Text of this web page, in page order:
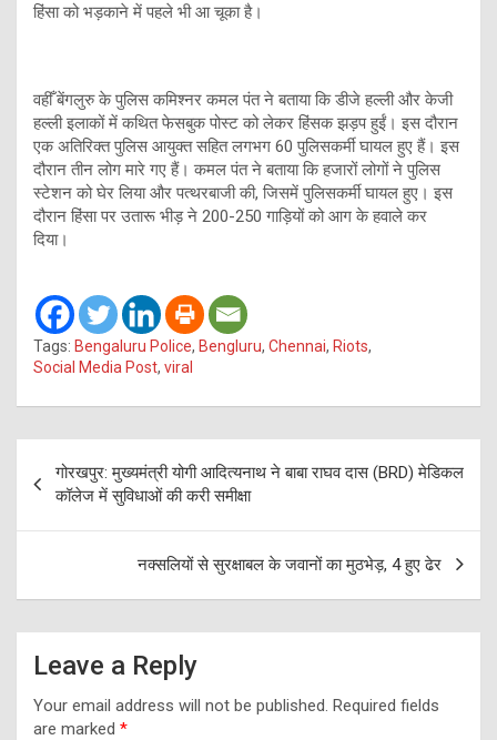
हिंसा को भड़काने में पहले भी आ चूका है।
वहीँ बेंगलुरु के पुलिस कमिश्नर कमल पंत ने बताया कि डीजे हल्ली और केजी
हल्ली इलाकों में कथित फेसबुक पोस्ट को लेकर हिंसक झड़प हुईं। इस दौरान
एक अतिरिक्त पुलिस आयुक्त सहित लगभग 60 पुलिसकर्मी घायल हुए हैं। इस
दौरान तीन लोग मारे गए हैं। कमल पंत ने बताया कि हजारों लोगों ने पुलिस
स्टेशन को घेर लिया और पत्थरबाजी की, जिसमें पुलिसकर्मी घायल हुए। इस
दौरान हिंसा पर उतारू भीड़ ने 200-250 गाड़ियों को आग के हवाले कर
दिया।
Tags: Bengaluru Police, Bengluru, Chennai, Riots,
Social Media Post, viral
Post
navigation
गोरखपुर: मुख्यमंत्री योगी आदित्यनाथ ने बाबा राघव दास (BRD) मेडिकल
कॉलेज में सुविधाओं की करी समीक्षा
नक्सलियों से सुरक्षाबल के जवानों का मुठभेड़, 4 हुए ढेर
Leave a Reply
Your email address will not be published. Required fields
are marked *